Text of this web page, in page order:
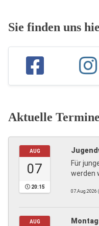
Sie finden uns
Aktuelle
AUG
07
20:15
Für
werden
07.Aug.2026
AUG